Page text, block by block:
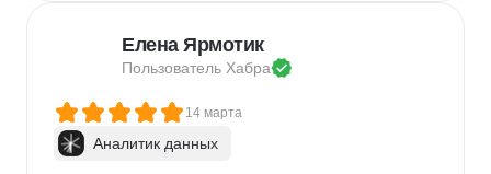
Елена Ярмотик
Пользователь Хабра
14 марта
Аналитик данных